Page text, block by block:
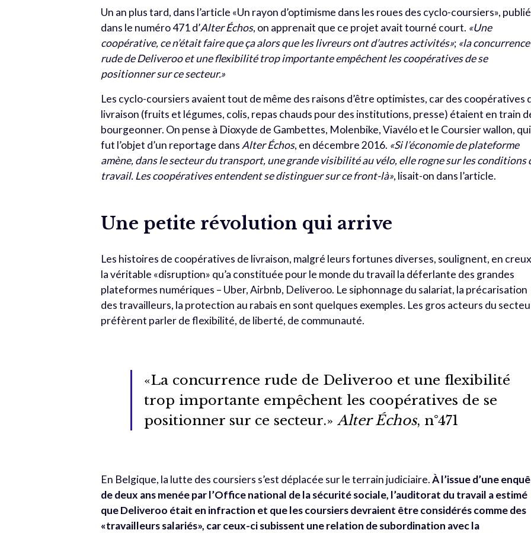
Un an plus tard, dans l’article «Un rayon d’optimisme dans les roues des cyclo-coursiers», publié
dans le numéro 471 d’Alter Échos, on apprenait que ce projet avait tourné court. «Une
coopérative, ce n’était faire que ça alors que les livreurs ont d’autres activités»; «la concurrence
rude de Deliveroo et une flexibilité trop importante empêchent les coopératives de se
positionner sur ce secteur.»
Les cyclo-coursiers avaient tout de même des raisons d’être optimistes, car des coopératives
livraison (fruits et légumes, colis, repas chauds pour des institutions, presse) étaient en train
bourgeonner. On pense à Dioxyde de Gambettes, Molenbike, Viavélo et le Coursier wallon, qui
fut l’objet d’un reportage dans Alter Échos, en décembre 2016. «Si l’économie de plateforme
amène, dans le secteur du transport, une grande visibilité au vélo, elle rogne sur les conditions
travail. Les coopératives entendent se distinguer sur ce front-là», lisait-on dans l’article.
Une petite révolution qui arrive
Les histoires de coopératives de livraison, malgré leurs fortunes diverses, soulignent, en
la véritable «disruption» qu’a constituée pour le monde du travail la déferlante des grandes
plateformes numériques – Uber, Airbnb, Deliveroo. Le siphonnage du salariat, la précarisation
des travailleurs, la protection au rabais en sont quelques exemples. Les gros acteurs du
préfèrent parler de flexibilité, de liberté, de communauté.
«La concurrence rude de Deliveroo et une flexibilité
trop importante empêchent les coopératives de se
positionner sur ce secteur.»Alter Échos, n°471
En Belgique, la lutte des coursiers s’est déplacée sur le terrain judiciaire.À l’issue d’une
de deux ans menée par l’Office national de la sécurité sociale, l’auditorat du travail a estimé
que Deliveroo était en infraction et que les coursiers devraient être considérés comme des
«travailleurs salariés», car ceux-ci subissent une relation de subordination avec la